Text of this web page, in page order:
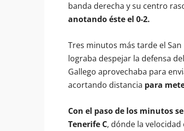
banda derecha y su centro
anotando éste el 0-2.
Tres minutos más tarde el
lograba despejar la defensa
Gallego aprovechaba para
acortando distancia para
Con el paso de los minutos
Tenerife C, dónde la